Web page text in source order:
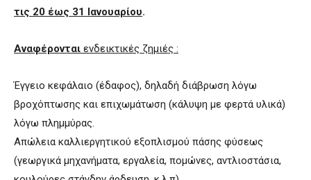
τις 20 έως 31 Ιανουαρίου.
Αναφέρονται ενδεικτικές ζημιές :
Έγγειο κεφάλαιο (έδαφος), δηλαδή διάβρωση λόγω
βροχόπτωσης και επιχωμάτωση (κάλυψη με φερτά υλικά)
λόγω πλημμύρας.
Απώλεια καλλιεργητικού εξοπλισμού πάσης φύσεως
(γεωργικά μηχανήματα, εργαλεία, πομώνες, αντλιοστάσια,